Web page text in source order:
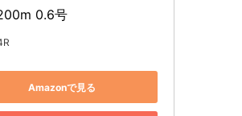
0.6号
Amazonで見る